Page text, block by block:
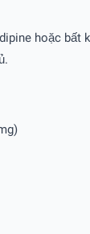
hoặc